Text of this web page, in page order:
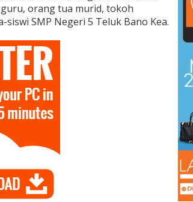
orang tua murid, tokoh
SMP Negeri 5 Teluk Bano Kea.